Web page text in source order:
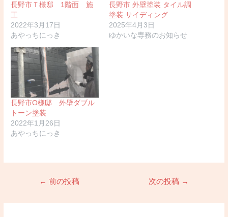
長野市Ｔ様邸 1階面 施
工
2022年3月17日
あやっちにっき
長野市 外壁塗装 タイル調
塗装 サイディング
2025年4月3日
ゆかいな専務のお知らせ
長野市O様邸 外壁ダブル
トーン塗装
2022年1月26日
あやっちにっき
ナ
← 前の投稿 次の投稿 →